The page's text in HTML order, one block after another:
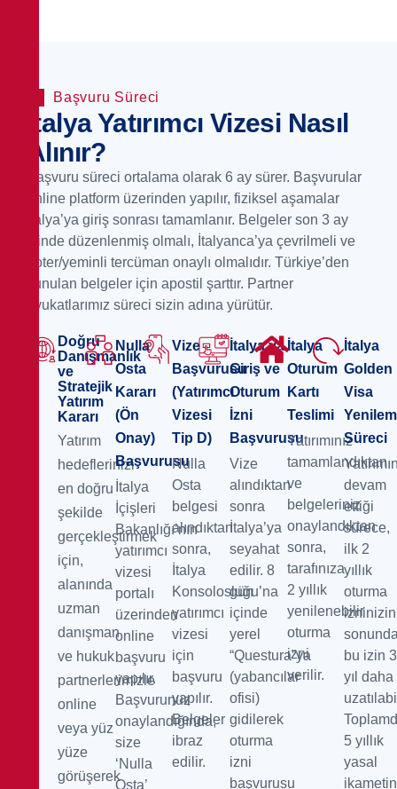
Başvuru Süreci
İtalya Yatırımcı Vizesi Nasıl
Alınır?
Başvuru süreci ortalama olarak 6 ay sürer. Başvurular
online platform üzerinden yapılır, fiziksel aşamalar
İtalya’ya giriş sonrası tamamlanır. Belgeler son 3 ay
içinde düzenlenmiş olmalı, İtalyanca’ya çevrilmeli ve
noter/yeminli tercüman onaylı olmalıdır. Türkiye’den
sunulan belgeler için apostil şarttır. Partner
avukatlarımız süreci sizin adına yürütür.
Doğru
Danışmanlık
ve
Stratejik
Yatırım
Kararı
Yatırım
hedeflerinizi
en doğru
şekilde
gerçekleştirmek
için,
alanında
uzman
danışman
ve hukuk
partnerlerimizle
online
veya yüz
yüze
görüşerek
Nulla
Osta
Kararı
(Ön
Onay)
Başvurusu
İtalya
İçişleri
Bakanlığı’nın
yatırımcı
vizesi
portalı
üzerinden
online
başvuru
yapılır.
Başvurunuz
onaylandığında,
size
‘Nulla
Osta’
Vize
Başvurusu
(Yatırımcı
Vizesi
Tip D)
Nulla
Osta
belgesi
alındıktan
sonra,
İtalya
Konsolosluğu’na
yatırımcı
vizesi
için
başvuru
yapılır.
Belgeler
ibraz
edilir.
İtalya'ya
Giriş ve
Oturum
İzni
Başvurusu
Vize
alındıktan
sonra
İtalya’ya
seyahat
edilir. 8
gün
içinde
yerel
“Questura”ya
(yabancılar
ofisi)
gidilerek
oturma
izni
başvurusu
İtalya
Oturum
Kartı
Teslimi
Yatırımınız
tamamlandıktan
ve
belgeleriniz
onaylandıktan
sonra,
tarafınıza
2 yıllık
yenilenebilir
oturma
izni
verilir.
İtalya
Golden
Visa
Süreci
devam
ettiği
sürece,
ilk 2
yıllık
oturma
izninizin
bu izin 3
yıl daha
5 yıllık
yasal
ikametin